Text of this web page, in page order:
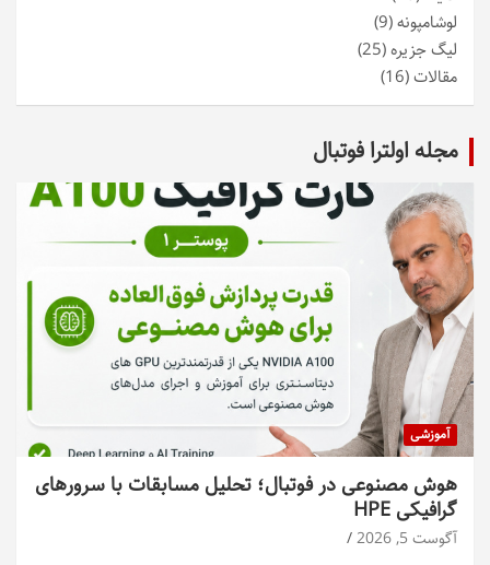
لوشامپونه(9)
لیگ جزیره(25)
مقالات(16)
مجله اولترا فوتبال
آموزشی
هوش مصنوعی در فوتبال؛ تحلیل مسابقات با سرورهای
گرافیکی HPE
آگوست 5, 2026